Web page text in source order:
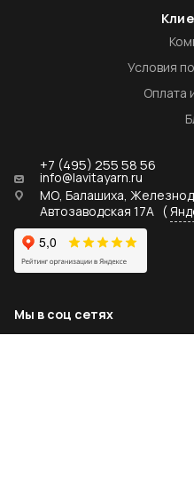
Условия
Оплата
+7 (495) 255 58 56
info@lavitayarn.ru
МО, Балашиха,
Автозаводская 17А (
Мы в соц сетях